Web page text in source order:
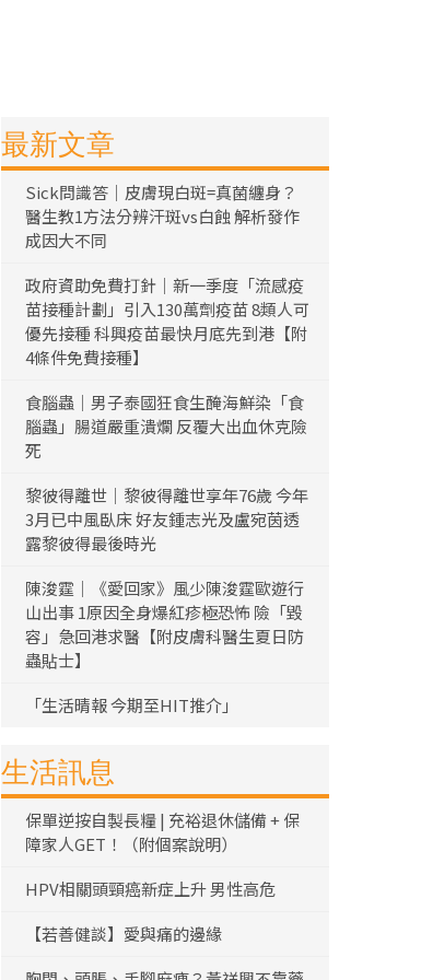
最新文章
Sick問識答｜皮膚現白斑=真菌纏身？
醫生教1方法分辨汗斑vs白蝕 解析發作
成因大不同
政府資助免費打針｜新一季度「流感疫
苗接種計劃」引入130萬劑疫苗 8類人可
優先接種 科興疫苗最快月底先到港【附
4條件免費接種】
食腦蟲｜男子泰國狂食生醃海鮮染「食
腦蟲」腸道嚴重潰爛 反覆大出血休克險
死
黎彼得離世｜黎彼得離世享年76歲 今年
3月已中風臥床 好友鍾志光及盧宛茵透
露黎彼得最後時光
陳浚霆｜《愛回家》風少陳浚霆歐遊行
山出事 1原因全身爆紅疹極恐怖 險「毀
容」急回港求醫【附皮膚科醫生夏日防
蟲貼士】
「生活晴報 今期至HIT推介」
生活訊息
保單逆按自製長糧 | 充裕退休儲備 + 保
障家人GET！（附個案說明）
HPV相關頭頸癌新症上升 男性高危
【若善健談】愛與痛的邊緣